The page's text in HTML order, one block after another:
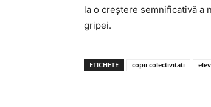
la o creștere semnificativă a
gripei.
ETICHETE copii colectivitati